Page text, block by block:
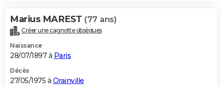
Marius MAREST (77 ans)
Créer une cagnotte obsèques
Naissance
28/07/1897 à Paris
Décès
27/05/1975 à Orainville